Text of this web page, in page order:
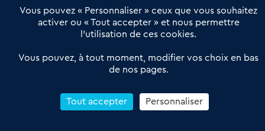
Réseau 3C : un partenaire national dédié aux transactions
Petitscommerces : Un partenariat au service du commerce de
proximité et des territoires
Reprendre un Restaurant Rapide
Vous pouvez « Personnaliser » ceux que vous souhaitez
activer ou « Tout accepter » et nous permettre
l’utilisation de ces cookies.
Vous pouvez, à tout moment, modifier vos choix en bas
de nos pages.
Tout accepter Personnaliser